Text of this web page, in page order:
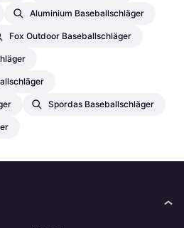
Aluminium Baseballschläger
Fox Outdoor Baseballschläger
Spordas Baseballschläger